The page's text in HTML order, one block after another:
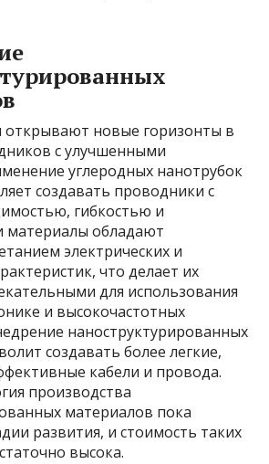
открывают новые горизонты в
с улучшенными
углеродных нанотрубок
создавать проводники с
гибкостью и
материалы обладают
электрических и
что делает их
для использования
и высокочастотных
наноструктурированных
создавать более легкие,
кабели и провода.
производства
материалов пока
развития, и стоимость таких
высока.